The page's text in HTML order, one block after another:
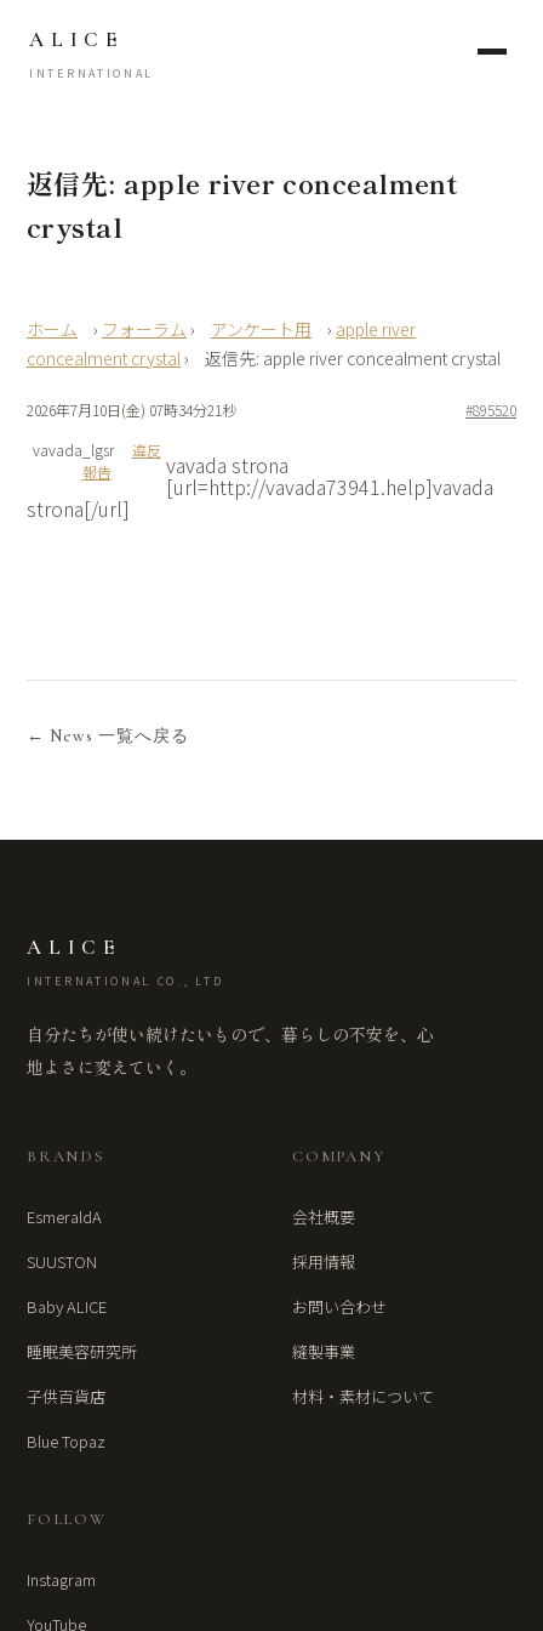
ALICE
INTERNATIONAL
返信先: apple river concealment
crystal
› フォーラム › アンケート用 › apple river
concealment crystal› 返信先: apple river concealment crystal
2026年7月10日(金) 07時34分21秒
#895520
vavada_lgsr
違反
報告
vavada strona
[url=http://vavada73941.help]vavada
strona[/url]
← News 一覧へ戻る
ALICE
INTERNATIONAL CO., LTD
自分たちが使い続けたいもので、暮らしの不安を、心
地よさに変えていく。
BRANDS
EsmeraldA
SUUSTON
Baby ALICE
睡眠美容研究所
子供百貨店
Blue Topaz
COMPANY
会社概要
採用情報
お問い合わせ
縫製事業
材料・素材について
FOLLOW
Instagram
YouTube